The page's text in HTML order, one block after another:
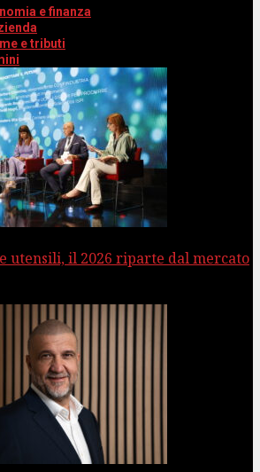
e finanza
e tributi
utensili, il 2026 riparte dal mercato